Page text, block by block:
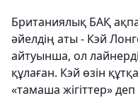
Британиялық БАҚ
әйелдің аты - Кэй
айтуынша, ол
құлаған. Кэй өзін
«тамаша жігіттер»